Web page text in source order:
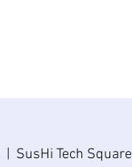
SusHi Tech